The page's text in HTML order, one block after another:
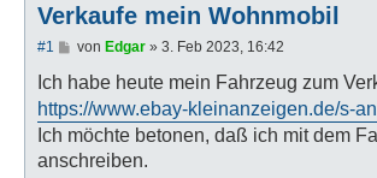
Verkaufe mein Wohnmobil
#1
B
i
r
a
g
von Edgar» 3. Feb 2023, 16:42
Ich habe heute mein Fahrzeug zum
https://www.ebay-kleinanzeigen.de/s-
Ich möchte betonen, daß ich mit dem
anschreiben.